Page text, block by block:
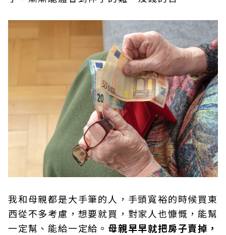
我和母親都是大手筆的人，手頭寬裕的時候買東
西從不多考慮，想要就買，對家人也慷慨，能幫
一定幫、能給一定給。 母親早早就把房子賣掉，